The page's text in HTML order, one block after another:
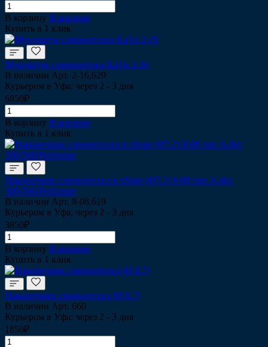
В корзину В корзине
Купить в 1 клик
Мундштук слюноотсоса KaVo 2-16
В наличии Арт. 2-16,629
Курьером в Уфа: через 2 - 3 дня
6850₽
В корзину В корзине
Купить в 1 клик
Наконечник слюноотсоса в сборе (Ø7.2) 8-08 тип A-dec
300/500/Performer
В наличии Арт. 8-08,619
Курьером в Уфа: через 2 - 3 дня
3850₽
В корзину В корзине
Купить в 1 клик
Наконечник слюноотсоса (Ø 8.7)
В наличии Арт. 660
Курьером в Уфа: через 2 - 3 дня
1850₽